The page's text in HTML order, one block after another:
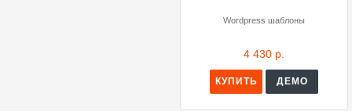
Wordpress шаблоны
4 430 р.
КУПИТЬ ДЕМО